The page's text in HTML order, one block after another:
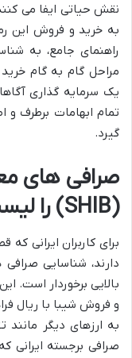
نقش حیاتی ایفا می کنند
به خرید و فروش این
راهنمای جامع، به
مراحل گام به گام
یک سرمایه گذاری
تمام ابهامات برطرف و
گیرد.
صرافی های
(SHIB) را لیست کرده اند
برای کاربران ایرانی
دارند، شناسایی
بالایی برخوردار است.
و فروش شیبا با ریال
به ارزهای دیگر مانند
صرافی برجسته ایرانی